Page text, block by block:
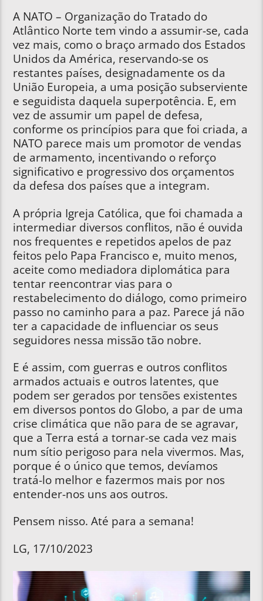
A NATO – Organização do Tratado do
Atlântico Norte tem vindo a assumir-se, cada
vez mais, como o braço armado dos Estados
Unidos da América, reservando-se os
restantes países, designadamente os da
União Europeia, a uma posição subserviente
e seguidista daquela superpotência. E, em
vez de assumir um papel de defesa,
conforme os princípios para que foi criada, a
NATO parece mais um promotor de vendas
de armamento, incentivando o reforço
significativo e progressivo dos orçamentos
da defesa dos países que a integram.
A própria Igreja Católica, que foi chamada a
intermediar diversos conflitos, não é ouvida
nos frequentes e repetidos apelos de paz
feitos pelo Papa Francisco e, muito menos,
aceite como mediadora diplomática para
tentar reencontrar vias para o
restabelecimento do diálogo, como primeiro
passo no caminho para a paz. Parece já não
ter a capacidade de influenciar os seus
seguidores nessa missão tão nobre.
E é assim, com guerras e outros conflitos
armados actuais e outros latentes, que
podem ser gerados por tensões existentes
em diversos pontos do Globo, a par de uma
crise climática que não para de se agravar,
que a Terra está a tornar-se cada vez mais
num sítio perigoso para nela vivermos. Mas,
porque é o único que temos, devíamos
tratá-lo melhor e fazermos mais por nos
entender-nos uns aos outros.
Pensem nisso. Até para a semana!
LG, 17/10/2023